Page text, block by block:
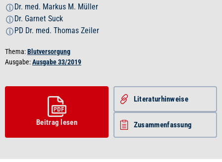
i Dr. med. Markus M. Müller
i Dr. Garnet Suck
i PD Dr. med. Thomas Zeiler
Thema:Blutversorgung
Ausgabe:Ausgabe 33/2019
Beitrag lesen
Literatur­hinweise
Zusammenfassung